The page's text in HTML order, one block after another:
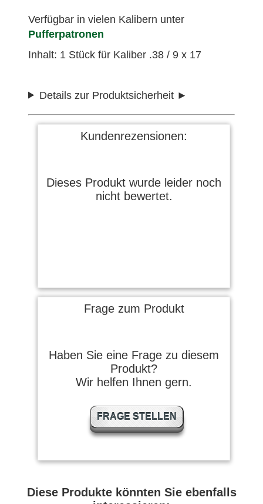
Verfügbar in vielen Kalibern unter
Pufferpatronen
Inhalt: 1 Stück für Kaliber .38 / 9 x 17
Details zur Produktsicherheit
Kundenrezensionen:
Dieses Produkt wurde leider noch
nicht bewertet.
Frage zum Produkt
Haben Sie eine Frage zu diesem
Produkt?
Wir helfen Ihnen gern.
FRAGE STELLEN
Diese Produkte könnten Sie ebenfalls